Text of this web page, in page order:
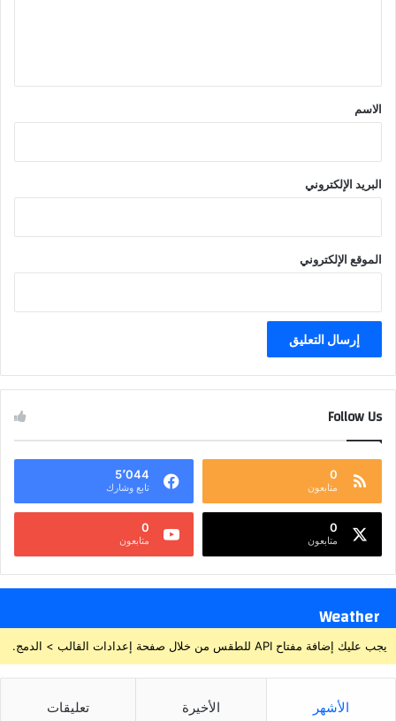
*
الاسم
البريد الإلكتروني
الموقع الإلكتروني
Follow Us
0
متابعون
5٬044
تابع وشارك
0
متابعون
0
متابعون
Weather
يجب عليك إضافة مفتاح API للطقس من خلال صفحة إعدادات القالب > الدمج.
الأشهر الأخيرة تعليقات